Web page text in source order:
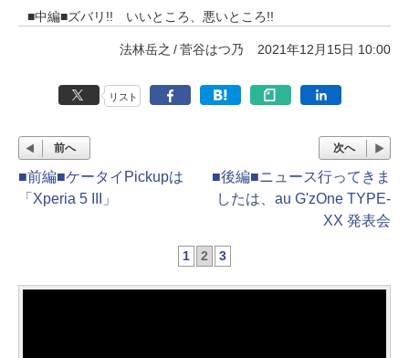
■中編■ズバリ!! いいところ、悪いところ!!
法林岳之 菅谷はつ乃 2021年12月15日 10:00
リスト
前へ
■前編■ケータイPickupは
「Xperia 5 III」
次へ
■後編■ニュース行ってきま
したは、au G'zOne TYPE-
XX 発表会
1 2 3